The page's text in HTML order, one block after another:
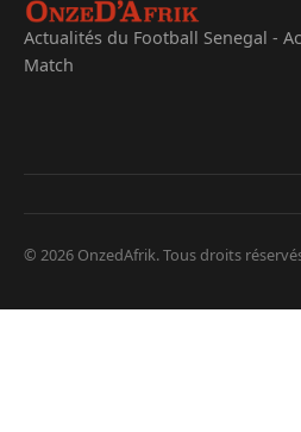
Actualités du Football Senegal -
Match
© 2026 OnzedAfrik. Tous droits